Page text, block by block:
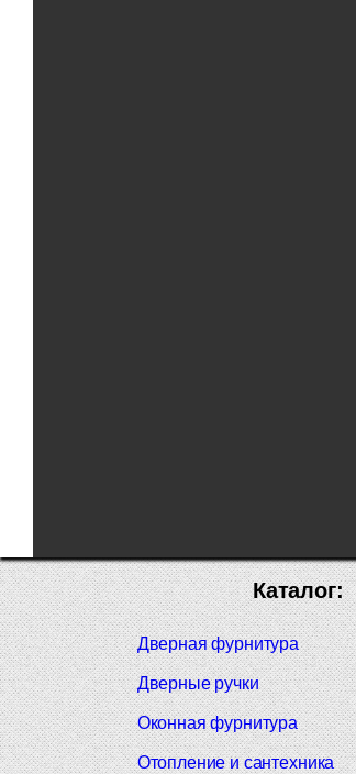
Каталог:
Дверная фурнитура
Дверные ручки
Оконная фурнитура
Отопление и сантехника